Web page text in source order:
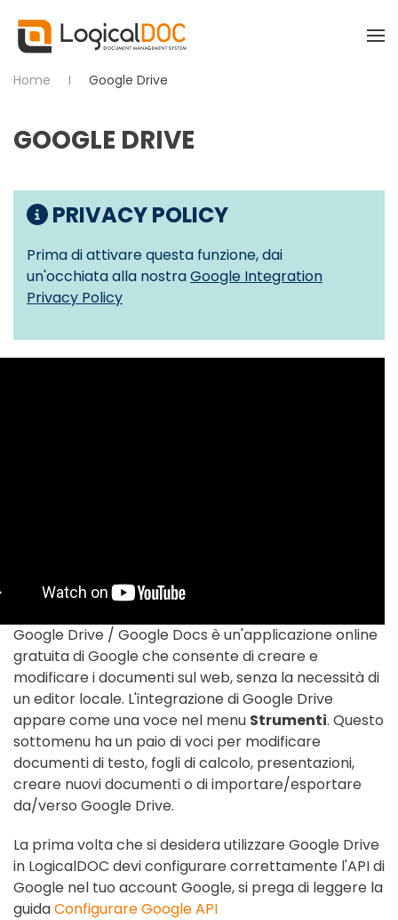
Skip to main content
Home Google Drive
GOOGLE DRIVE
PRIVACY POLICY
Prima di attivare questa funzione, dai
un'occhiata alla nostraGoogle Integration
Privacy Policy
Google Drive / Google Docs è un'applicazione online
gratuita di Google che consente di creare e
modificare i documenti sul web, senza la necessità di
un editor locale. L'integrazione di Google Drive
appare come una voce nel menu Strumenti. Questo
sottomenu ha un paio di voci per modificare
documenti di testo, fogli di calcolo, presentazioni,
creare nuovi documenti o di importare/esportare
da/verso Google Drive.
La prima volta che si desidera utilizzare Google Drive
in LogicalDOC devi configurare correttamente l'API di
Google nel tuo account Google, si prega di leggere la
guidaConfigurare Google API